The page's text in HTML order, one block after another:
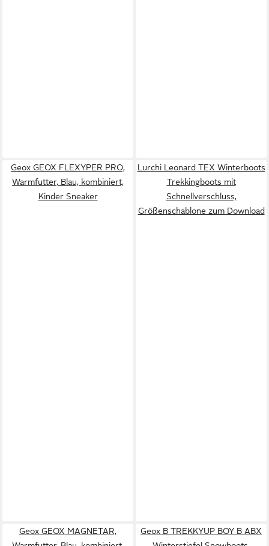
Geox GEOX FLEXYPER PRO,
Warmfutter, Blau, kombiniert,
Kinder Sneaker
Lurchi Leonard TEX Winterboots
Trekkingboots mit
Schnellverschluss,
Größenschablone zum Download
Geox GEOX MAGNETAR,
Geox B TREKKYUP BOY B ABX